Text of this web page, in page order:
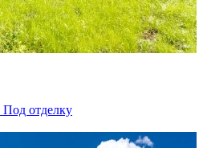
Под отделку